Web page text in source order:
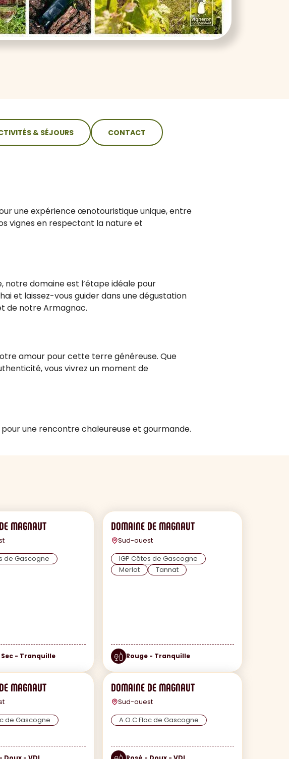
& SÉJOURS CONTACT
une expérience œnotouristique unique, entre
vignes en respectant la nature et
notre domaine est l’étape idéale pour
et laissez-vous guider dans une dégustation
de notre Armagnac.
amour pour cette terre généreuse. Que
vous vivrez un moment de
une rencontre chaleureuse et gourmande.
MAGNAUT
de Gascogne
Sec - Tranquille
DOMAINE DE MAGNAUT
Sud-ouest
IGP Côtes de Gascogne
Merlot
Tannat
Rouge - Tranquille
MAGNAUT
de Gascogne
DOMAINE DE MAGNAUT
Sud-ouest
A.O.C Floc de Gascogne